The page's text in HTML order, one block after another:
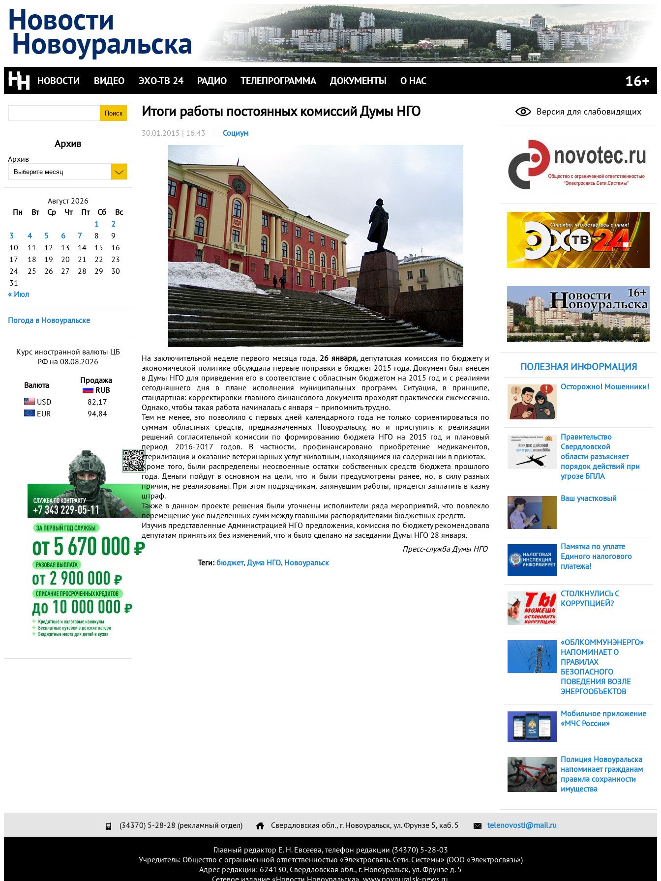
Новости
Новоуральска
НОВОСТИ ВИДЕО ЭХО-ТВ 24 РАДИО ТЕЛЕПРОГРАММА ДОКУМЕНТЫ О НАС 16+
Архив
Архив
Август 2026
Пн
Вт Ср Чт Пт Сб
Вс
1
2
3
4 5 6 7 8
9
10
11 12 13 14 15
16
17
18 19 20 21 22
23
24
25 26 27 28 29
30
31
« Июл
Погода в Новоуральске
Курс иностранной валюты ЦБ
РФ на 08.08.2026
Валюта
Продажа
RUB
USD
82,17
EUR
94,84
Итоги работы постоянных комиссий Думы НГО
30.01.2015 | 16:43 Социум
На заключительной неделе первого месяца года, 26 января,депутатская комиссия по бюджету и
экономической политике обсуждала первые поправки в бюджет 2015 года.Документ был внесен
в Думы НГО для приведения его в соответствие с областным бюджетом на 2015 год и с реалиями
сегодняшнего дня в плане исполнения муниципальных программ. Ситуация, в принципе,
стандартная: корректировки главного финансового документа проходят практически ежемесячно.
Однако, чтобы такая работа начиналась с января – припомнить трудно.
Тем не менее, это позволило с первых дней календарного года не только сориентироваться по
суммам областных средств, предназначенных Новоуральску, но и приступить к реализации
решений согласительной комиссии по формированию бюджета НГО на 2015 год и плановый
период 2016-2017 годов. В частности, профинансировано приобретение медикаментов,
стерилизация и оказание ветеринарных услуг животным, находящимся на содержании в приютах.
Кроме того, были распределены неосвоенные остатки собственных средств бюджета прошлого
года. Деньги пойдут в основном на цели, что и были предусмотрены ранее, но, в силу разных
причин, не реализованы. При этом подрядчикам, затянувшим работы, придется заплатить в казну
штраф.
Также в данном проекте решения были уточнены исполнители ряда мероприятий, что повлекло
перемещение уже выделенных сумм между главными распорядителями бюджетных средств.
Изучив представленные Администрацией НГО предложения, комиссия по бюджету рекомендовала
депутатам принять их без изменений, что и было сделано на заседании Думы НГО 28 января.
Пресс-служба Думы НГО
Теги: бюджет, Дума НГО, Новоуральск
Версия для слабовидящих
ПОЛЕЗНАЯ ИНФОРМАЦИЯ
Осторожно! Мошенники!
Правительство
Свердловской
области разъясняет
порядок действий при
угрозе БПЛА
Ваш участковый
Памятка по уплате
Единого налогового
платежа!
СТОЛКНУЛИСЬ С
КОРРУПЦИЕЙ?
«ОБЛКОММУНЭНЕРГО»
НАПОМИНАЕТ О
ПРАВИЛАХ
БЕЗОПАСНОГО
ПОВЕДЕНИЯ ВОЗЛЕ
ЭНЕРГООБЪЕКТОВ
Мобильное приложение
«МЧС России»
Полиция Новоуральска
напоминает гражданам
правила сохранности
имущества
(34370) 5-28-28 (рекламный отдел) Свердловская обл., г. Новоуральск, ул. Фрунзе 5, каб. 5 telenovosti@mail.ru
Главный редактор Е. Н. Евсеева, телефон редакции (34370) 5-28-03
Учредитель: Общество с ограниченной ответственностью «Электросвязь. Сети. Системы» (ООО «Электросвязь»)
Адрес редакции: 624130, Свердловская обл., г. Новоуральск, ул. Фрунзе д. 5